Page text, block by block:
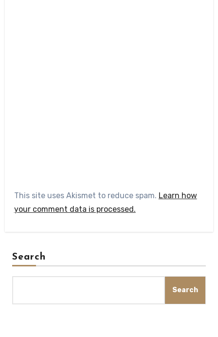
This site uses Akismet to reduce spam. Learn how
your comment data is processed.
Search
Search